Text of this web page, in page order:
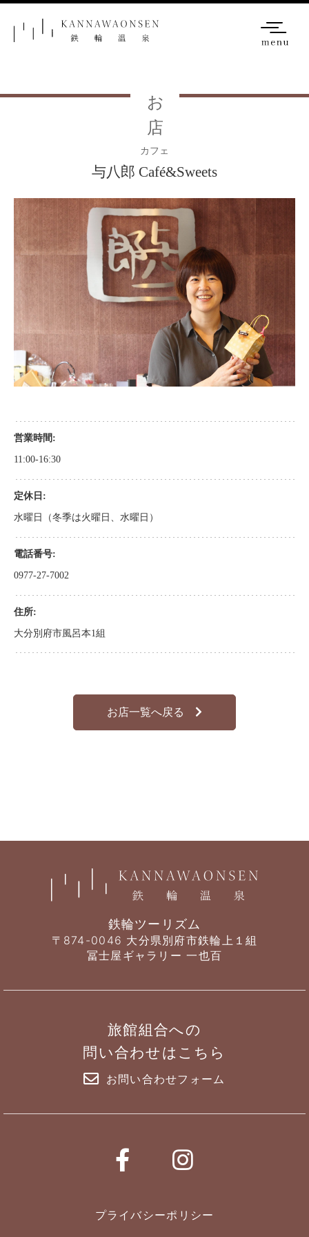
お店
カフェ
与八郎 Café&Sweets
営業時間
11:00-16:30
定休日
水曜日（冬季は火曜日、水曜日）
電話番号
0977-27-7002
住所
大分別府市風呂本1組
お店一覧へ戻る
鉄輪ツーリズム
〒874-0046 大分県別府市鉄輪上１組
冨士屋ギャラリー 一也百
旅館組合への
問い合わせはこちら
お問い合わせフォーム
プライバシーポリシー